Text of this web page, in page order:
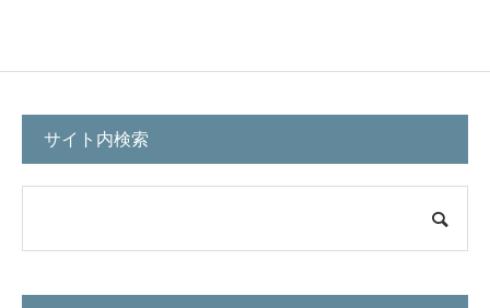
サイト内検索